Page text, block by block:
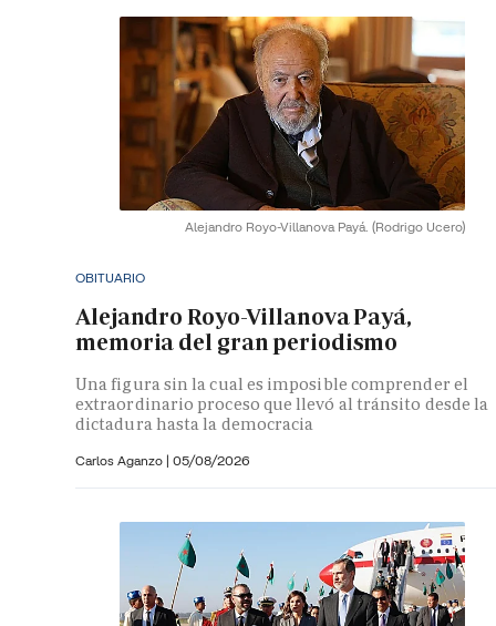
Alejandro Royo-Villanova Payá. (Rodrigo Ucero)
OBITUARIO
Alejandro Royo-Villanova Payá,
memoria del gran periodismo
Una figura sin la cual es imposible comprender el
extraordinario proceso que llevó al tránsito desde la
dictadura hasta la democracia
Carlos Aganzo | 05/08/2026